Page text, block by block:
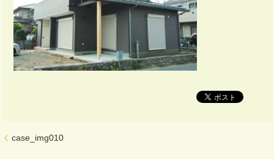
case_img010